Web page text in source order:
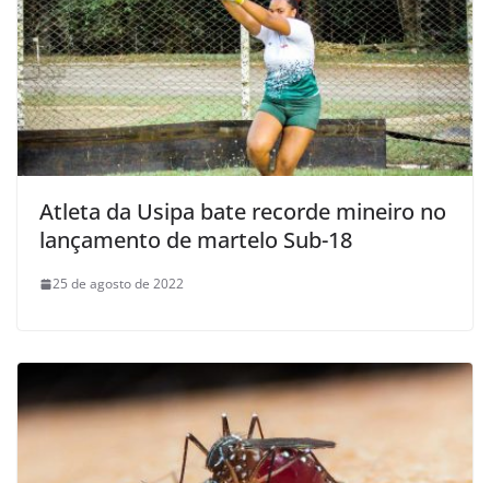
Atleta da Usipa bate recorde mineiro no
lançamento de martelo Sub-18
25 de agosto de 2022